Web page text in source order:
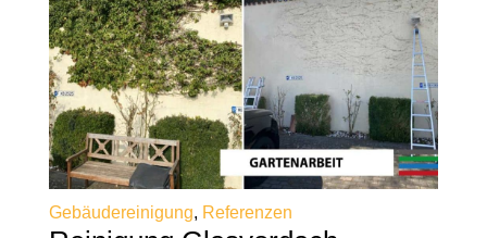
Gebäudereinigung, Referenzen